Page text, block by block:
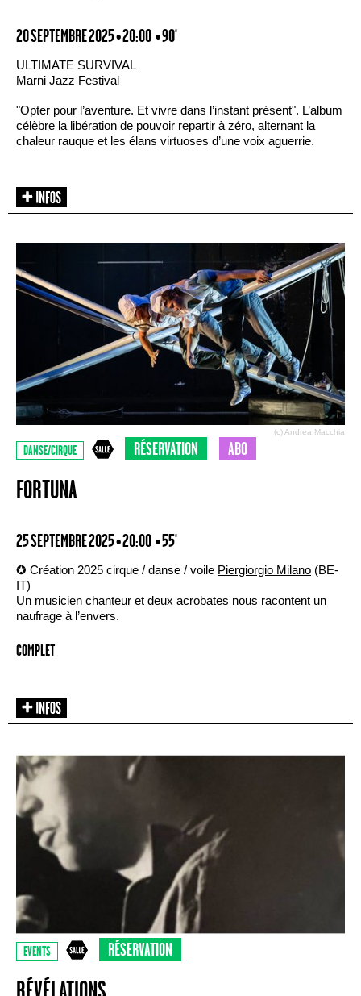
20 SEPTEMBRE 2025 • 20:00 • 90'
ULTIMATE SURVIVAL
Marni Jazz Festival
"Opter pour l’aventure. Et vivre dans l’instant présent". L’album
célèbre la libération de pouvoir repartir à zéro, alternant la
chaleur rauque et les élans virtuoses d’une voix aguerrie.
(c) Andrea Macchia
DANSE/CIRQUE RÉSERVATION ABO
FORTUNA
25 SEPTEMBRE 2025 • 20:00 • 55'
✪ Création 2025 cirque / danse / voile Piergiorgio Milano (BE-
IT)
Un musicien chanteur et deux acrobates nous racontent un
naufrage à l’envers.
COMPLET
EVENTS RÉSERVATION